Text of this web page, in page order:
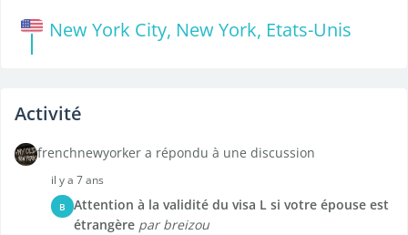
New York City, New York, Etats-Unis
Activité
frenchnewyorker a répondu à une discussion
il y a 7 ans
B
Attention à la validité du visa L si votre épouse est
étrangère par breizou